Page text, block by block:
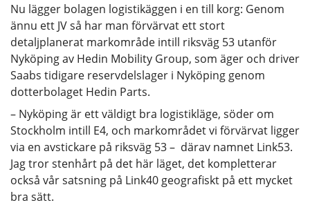
Nu lägger bolagen logistikäggen i en till korg: Genom
ännu ett JV så har man förvärvat ett stort
detaljplanerat markområde intill riksväg 53 utanför
Nyköping av Hedin Mobility Group, som äger och driver
Saabs tidigare reservdelslager i Nyköping genom
dotterbolaget Hedin Parts.
– Nyköping är ett väldigt bra logistikläge, söder om
Stockholm intill E4, och markområdet vi förvärvat ligger
via en avstickare på riksväg 53 – därav namnet Link53.
Jag tror stenhårt på det här läget, det kompletterar
också vår satsning på Link40 geografiskt på ett mycket
bra sätt.